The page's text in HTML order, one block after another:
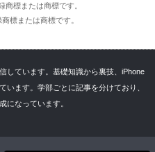
標または商標です。
標または商標です。
しています。基礎知識から裏技、iPhone
います。学部ごとに記事を分けており、
になっています。